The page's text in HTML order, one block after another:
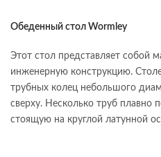
Обеденный стол Wormley
Этот стол представляет собой
инженерную конструкцию.
трубных колец небольшого
сверху. Несколько труб плавно
стоящую на круглой латунной